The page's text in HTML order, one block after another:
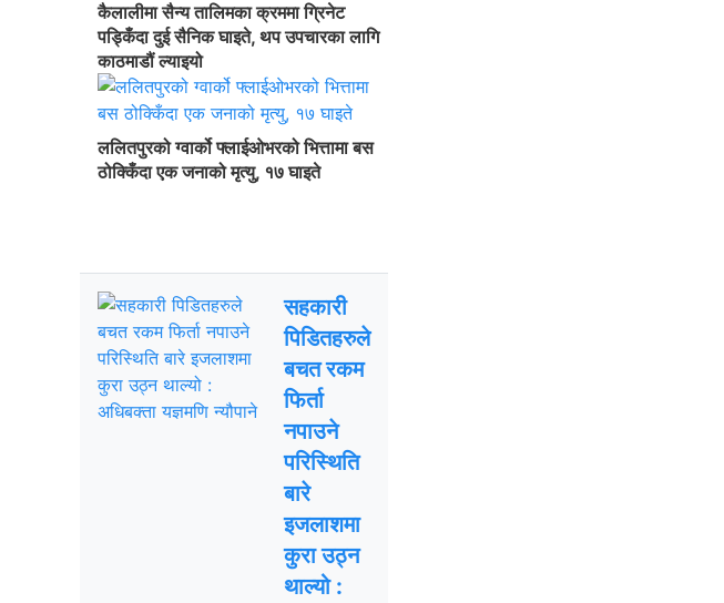
कैलालीमा सैन्य तालिमका क्रममा ग्रिनेट
पड्किँदा दुई सैनिक घाइते, थप उपचारका लागि
काठमाडौं ल्याइयो
ललितपुरको ग्वार्को फ्लाईओभरको भित्तामा बस
ठोक्किँदा एक जनाको मृत्यु, १७ घाइते
सहकारी
पिडितहरुले
बचत रकम
फिर्ता
नपाउने
परिस्थिति
बारे
इजलाशमा
कुरा उठ्न
थाल्यो :